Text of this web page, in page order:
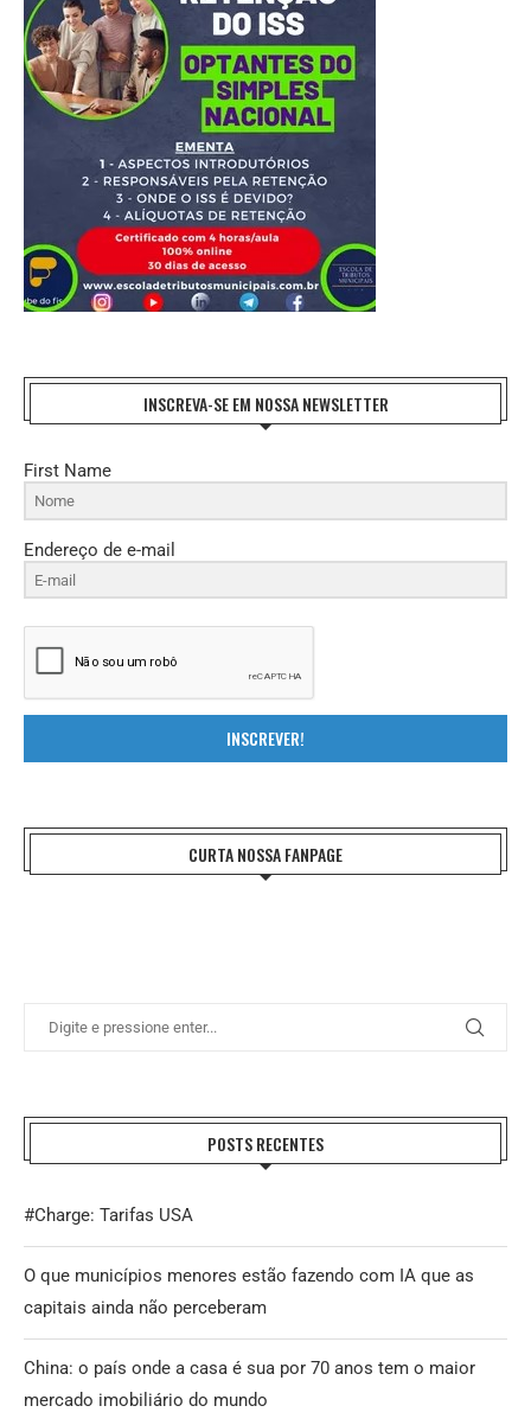
INSCREVA-SE EM NOSSA NEWSLETTER
First Name
Endereço de e-mail
INSCREVER!
CURTA NOSSA FANPAGE
POSTS RECENTES
#Charge: Tarifas USA
O que municípios menores estão fazendo com IA que as
capitais ainda não perceberam
China: o país onde a casa é sua por 70 anos tem o maior
mercado imobiliário do mundo